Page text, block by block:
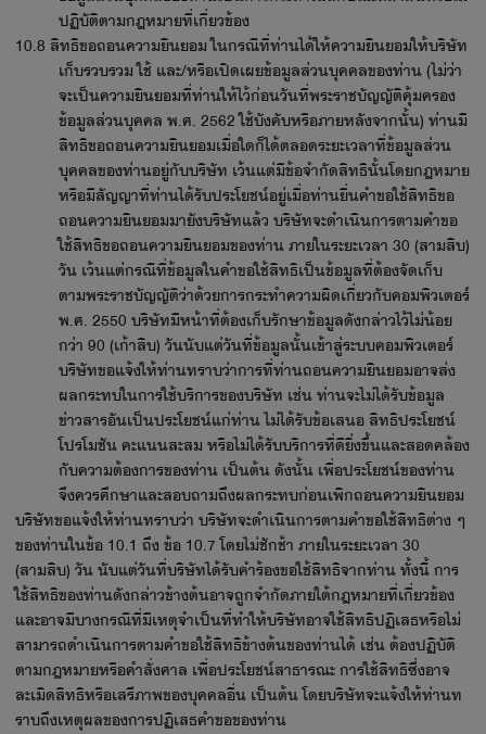
ปฏิบัติตามกฎหมายที่เกี่ยวข้อง
10.8 สิทธิขอถอนความยินยอม ในกรณีที่ท่านได้ให้ความยินยอมให้บริษัท
เก็บรวบรวม ใช้ และ/หรือเปิดเผยข้อมูลส่วนบุคคลของท่าน (ไม่ว่า
จะเป็นความยินยอมที่ท่านให้ไว้ก่อนวันที่พระราชบัญญัติคุ้มครอง
ข้อมูลส่วนบุคคล พ.ศ. 2562 ใช้บังคับหรือภายหลังจากนั้น) ท่านมี
สิทธิขอถอนความยินยอมเมื่อใดก็ได้ตลอดระยะเวลาที่ข้อมูลส่วน
บุคคลของท่านอยู่กับบริษัท เว้นแต่มีข้อจำกัดสิทธินั้นโดยกฎหมาย
หรือมีสัญญาที่ท่านได้รับประโยชน์อยู่เมื่อท่านยื่นคำขอใช้สิทธิขอ
ถอนความยินยอมมายังบริษัทแล้ว บริษัทจะดำเนินการตามคำขอ
ใช้สิทธิขอถอนความยินยอมของท่าน ภายในระยะเวลา 30 (สามสิบ)
วัน เว้นแต่กรณีที่ข้อมูลในคำขอใช้สิทธิเป็นข้อมูลที่ต้องจัดเก็บ
ตามพระราชบัญญัติว่าด้วยการกระทำความผิดเกี่ยวกับคอมพิวเตอร์
พ.ศ. 2550 บริษัทมีหน้าที่ต้องเก็บรักษาข้อมูลดังกล่าวไว้ไม่น้อย
กว่า 90 (เก้าสิบ) วันนับแต่วันที่ข้อมูลนั้นเข้าสู่ระบบคอมพิวเตอร์
บริษัทขอแจ้งให้ท่านทราบว่าการที่ท่านถอนความยินยอมอาจส่ง
ผลกระทบในการใช้บริการของบริษัท เช่น ท่านจะไม่ได้รับข้อมูล
ข่าวสารอันเป็นประโยชน์แก่ท่าน ไม่ได้รับข้อเสนอ สิทธิประโยชน์
โปรโมชัน คะแนนสะสม หรือไม่ได้รับบริการที่ดียิ่งขึ้นและสอดคล้อง
กับความต้องการของท่าน เป็นต้น ดังนั้น เพื่อประโยชน์ของท่าน
จึงควรศึกษาและสอบถามถึงผลกระทบก่อนเพิกถอนความยินยอม
บริษัทขอแจ้งให้ท่านทราบว่า บริษัทจะดำเนินการตามคำขอใช้สิทธิต่าง ๆ
ของท่านในข้อ 10.1 ถึง ข้อ 10.7 โดยไม่ชักช้า ภายในระยะเวลา 30
(สามสิบ) วัน นับแต่วันที่บริษัทได้รับคำร้องขอใช้สิทธิจากท่าน ทั้งนี้ การ
ใช้สิทธิของท่านดังกล่าวข้างต้นอาจถูกจำกัดภายใต้กฎหมายที่เกี่ยวข้อง
และอาจมีบางกรณีที่มีเหตุจำเป็นที่ทำให้บริษัทอาจใช้สิทธิปฏิเสธหรือไม่
สามารถดำเนินการตามคำขอใช้สิทธิข้างต้นของท่านได้ เช่น ต้องปฏิบัติ
ตามกฎหมายหรือคำสั่งศาล เพื่อประโยชน์สาธารณะ การใช้สิทธิซึ่งอาจ
ละเมิดสิทธิหรือเสรีภาพของบุคคลอื่น เป็นต้น โดยบริษัทจะแจ้งให้ท่านท
ราบถึงเหตุผลของการปฏิเสธคำขอของท่าน